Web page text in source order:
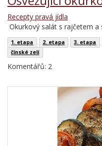
Recepty pravá jídla
Okurkový salát s rajčetem a
1. etapa 2. etapa 3. etapa
čínské zelí
Komentářů: 2